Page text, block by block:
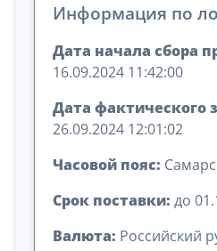
Информация по
Дата начала сбора
16.09.2024 11:42:00
Дата фактического
26.09.2024 12:01:02
Часовой пояс:
Срок поставки: до
Валюта: Российский